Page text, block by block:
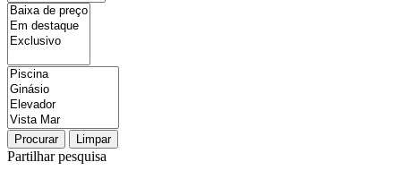
Procurar Limpar
Partilhar pesquisa